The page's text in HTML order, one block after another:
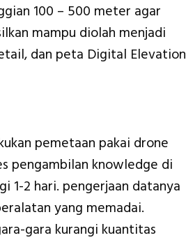
100 – 500 meter agar
mampu diolah menjadi
dan peta Digital Elevation
pemetaan pakai drone
pengambilan knowledge di
1-2 hari. pengerjaan datanya
yang memadai.
gara kurangi kuantitas